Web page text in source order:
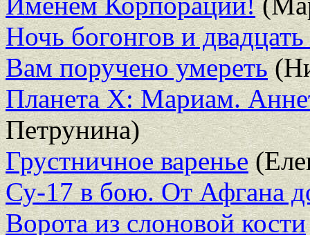
Ночь богонгов и
Вам поручено умереть
Планета X: Мариам.
Петрунина)
Грустничное варенье
Су-17 в бою. От Афгана
Ворота из слоновой кости